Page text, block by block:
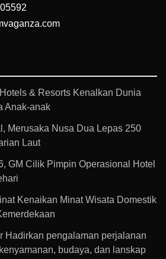
& Resorts Kenalkan Dunia
Anak-anak
Merusaka Nusa Dua Lepas 250
Laut
GM Cilik Pimpin Operasional Hotel
Kenaikan Minat Wisata Domestik
Hadirkan pengalaman perjalanan
budaya, dan lanskap